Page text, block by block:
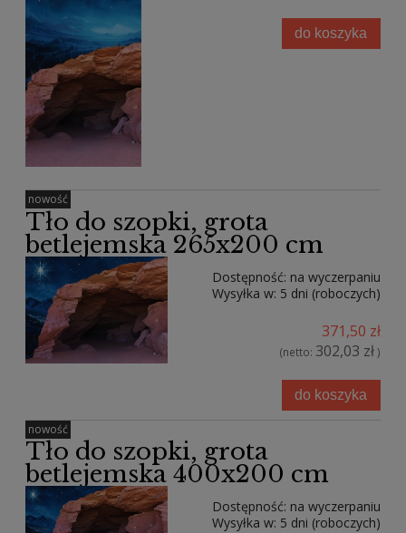
do koszyka
Tło do szopki, grota
betlejemska 265x200 cm
Dostępność: na wyczerpaniu
Wysyłka w: 5 dni (roboczych)
371,50 zł
(netto: 302,03 zł)
do koszyka
nowość
Tło do szopki, grota
betlejemska 400x200 cm
Dostępność: na wyczerpaniu
Wysyłka w: 5 dni (roboczych)
nowość